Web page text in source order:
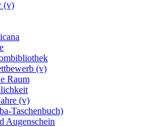
(v)
(v)
Raum
(v)
Taschenbuch)
Augenschein